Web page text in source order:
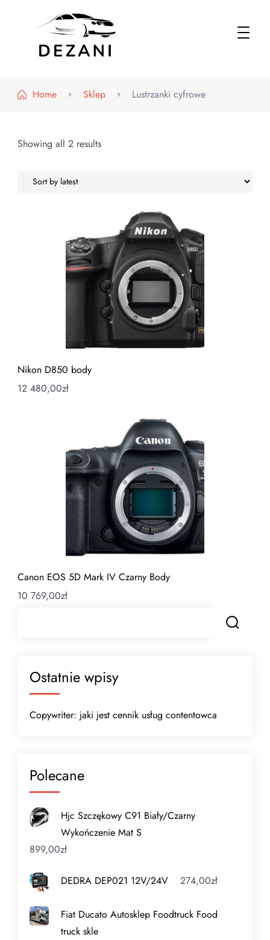
Home
Sklep Lustrzanki cyfrowe
Showing all 2 results
Nikon D850 body
12 480,00zł
Canon EOS 5D Mark IV Czarny Body
10 769,00zł
Ostatnie wpisy
Copywriter: jaki jest cennik usług contentowca
Polecane
Hjc Szczękowy C91 Biały/Czarny
Wykończenie Mat S
899,00zł
DEDRA DEP021 12V/24V 274,00zł
Fiat Ducato Autosklep Foodtruck Food
truck skle